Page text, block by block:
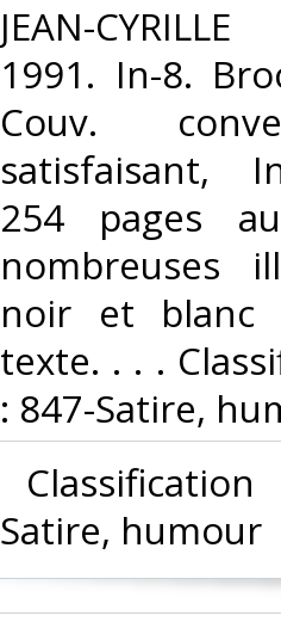
‎JEAN-
1991. In-8.
Couv.
satisfaisant,
254 pages
nombreuses
noir et blanc
texte. . . .
: 847-Satire,
Satire, humour‎